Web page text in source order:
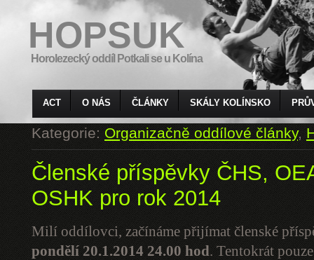
HOPSUK
Horolezecký oddíl Potkali se u Kolína
ACT O NÁS ČLÁNKY SKÁLY KOLÍNSKO
Kategorie:Organizačně oddílové články,
Členské příspěvky ČHS,
OSHK pro rok 2014
Milí oddílovci, začínáme přijímat členské
pondělí 20.1.201424.00 hod. Tentokrát